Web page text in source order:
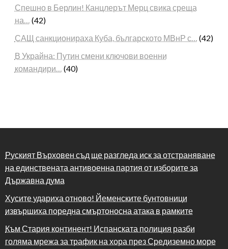
Спешно в Берлин! Канцлерът Мерц свика среща
на… (42)
САЩ санкционираха Куба, българското МВнР с… (42)
В Украйна: Путин смени ключови военни
командири… (40)
Руският Върховен съд ще разгледа иск за отстраняване
на единствената антивоенна партия от изборите за
Държавна дума
Хусите удариха отново! Йеменските бунтовници
извършиха поредна смъртоносна атака в рамките
Към Стария континент! Испанската полиция разби
голяма мрежа за трафик на хора през Средиземно море